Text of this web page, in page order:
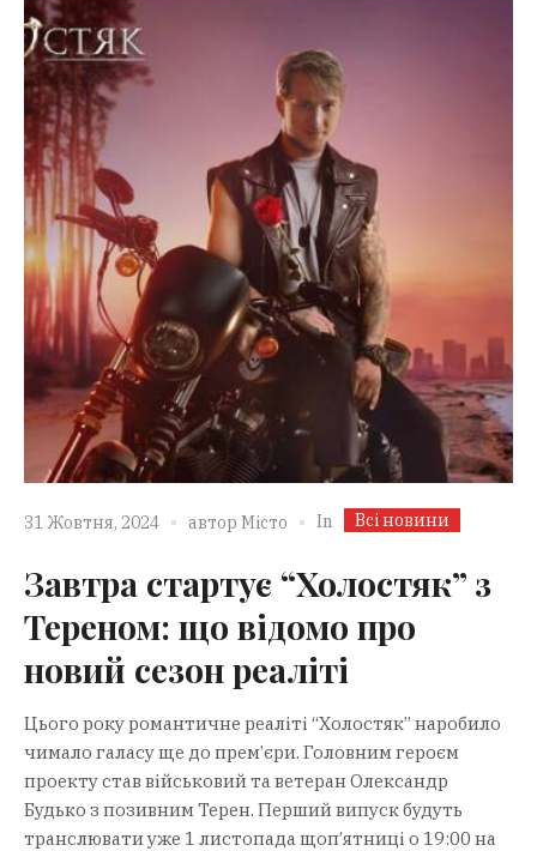
31 Жовтня, 2024 автор Місто In Всі новини
Завтра стартує “Холостяк” з
Тереном: що відомо про
новий сезон реаліті
Цього року романтичне реаліті “Холостяк” наробило
чимало галасу ще до прем’єри. Головним героєм
проекту став військовий та ветеран Олександр
Будько з позивним Терен. Перший випуск будуть
транслювати уже 1 листопада щоп’ятниці о 19:00 на